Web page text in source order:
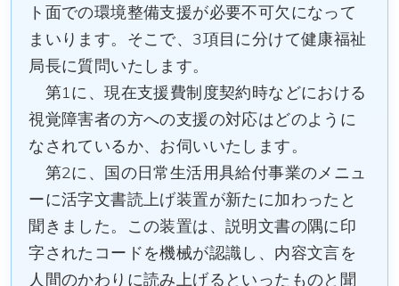
ト面での環境整備支援が必要不可欠になって
まいります。そこで、3項目に分けて健康福祉
局長に質問いたします。
第1に、現在支援費制度契約時などにおける
視覚障害者の方への支援の対応はどのように
なされているか、お伺いいたします。
第2に、国の日常生活用具給付事業のメニュ
ーに活字文書読上げ装置が新たに加わったと
聞きました。この装置は、説明文書の隅に印
字されたコードを機械が認識し、内容文言を
人間のかわりに読み上げるといったものと聞